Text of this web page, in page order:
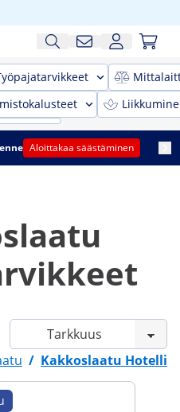
Aloittakaa säästäminen
/ Kakkoslaatu